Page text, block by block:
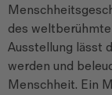
des
Ausstellung lässt
werden und
Menschheit. Ein